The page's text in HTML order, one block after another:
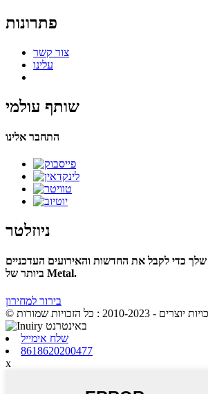
פתרונות
צור קשר
עלינו
שותף עולמי
התחבר אלינו
ניוזלטר
כדי לקבל את החדשות והאירועים העדכניים
ביותר של Metal.
בירור למחירון
שלח אימייל
8618620200477
x